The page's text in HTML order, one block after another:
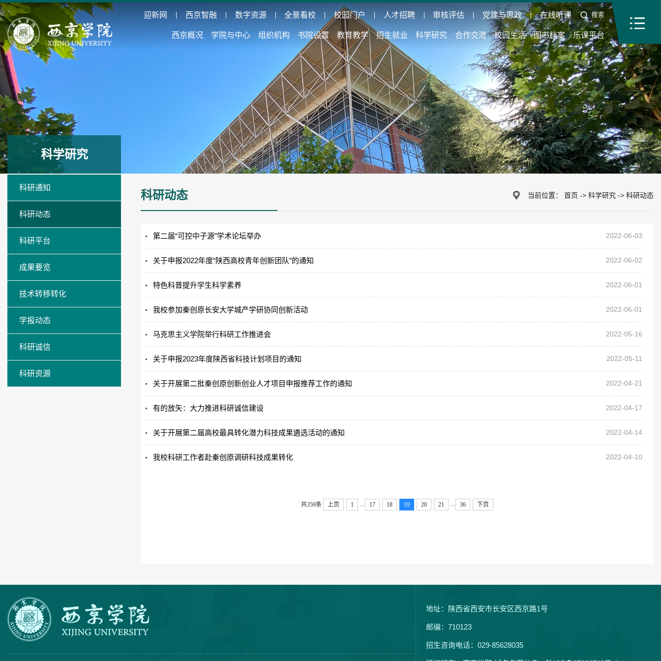
迎新网 西京智融 数字资源 全景看校 校园门户 人才招聘 审核评估 党建与思政 在线听课 搜索
西京概况 学院与中心 组织机构 书院设置 教育教学 招生就业 科学研究 合作交流 校园生活 图书档案 乐课平台
科学研究
科研通知
科研动态
科研平台
成果要览
技术转移转化
学报动态
科研诚信
科研资源
科研动态 当前位置： 首页 -> 科学研究 -> 科研动态
第二届“可控中子源”学术论坛举办 2022-06-03
关于申报2022年度“陕西高校青年创新团队”的通知 2022-06-02
特色科普提升学生科学素养 2022-06-01
我校参加秦创原长安大学城产学研协同创新活动 2022-06-01
马克思主义学院举行科研工作推进会 2022-05-16
关于申报2023年度陕西省科技计划项目的通知 2022-05-11
关于开展第二批秦创原创新创业人才项目申报推荐工作的通知 2022-04-21
有的放矢：大力推进科研诚信建设 2022-04-17
关于开展第二届高校最具转化潜力科技成果遴选活动的通知 2022-04-14
我校科研工作者赴秦创原调研科技成果转化 2022-04-10
共359条 上页 1 ... 17 18 19 20 21 ... 36 下页
地址：陕西省西安市长安区西京路1号
邮编：710123
招生咨询电话：029-85628035